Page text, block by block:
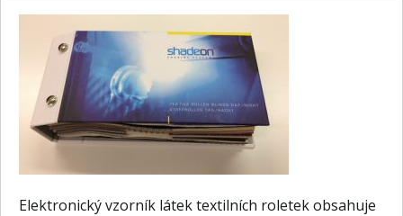
Elektronický vzorník látek textilních roletek obsahuje